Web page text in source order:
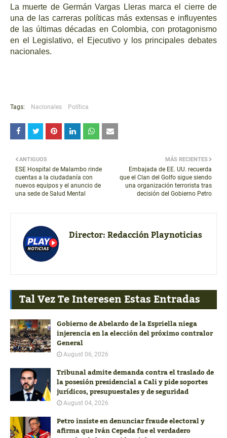
La muerte de Germán Vargas Lleras marca el cierre de
una de las carreras políticas más extensas e influyentes
de las últimas décadas en Colombia, con protagonismo
en el Legislativo, el Ejecutivo y los principales debates
nacionales.
Tags: Nacionales Política
MÁS RECIENTES
Embajada de EE. UU. recuerda
que el Clan del Golfo sigue siendo
una organización terrorista tras
decisión del Gobierno Petro
ANTIGUOS
ESE Hospital de Malambo rinde
cuentas a la ciudadanía con
nuevos equipos y el anuncio de
una sede de Salud Mental
Director:Redacción Playnoticias
Tal Vez Te Interesen Estas Entradas
Gobierno de Abelardo de la Espriella niega
injerencia en la elección del próximo contralor
General
August 06, 2026
Tribunal admite demanda contra el traslado de
la posesión presidencial a Cali y pide soportes
jurídicos, presupuestales y de seguridad
August 04, 2026
Petro insiste en denunciar fraude electoral y
afirma que Iván Cepeda fue el verdadero